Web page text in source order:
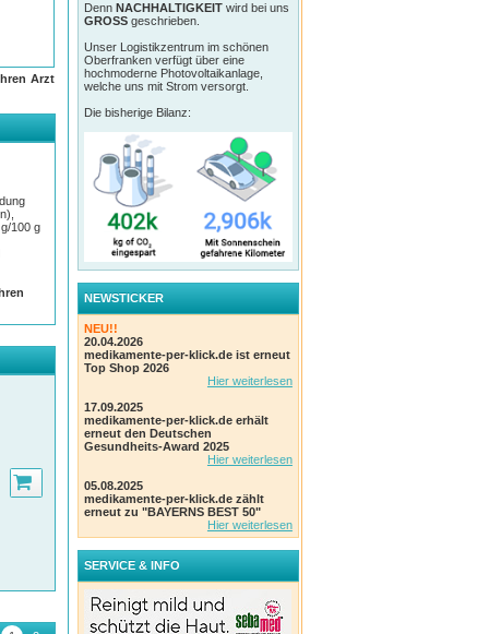
Arzt
100 g
Denn NACHHALTIGKEIT wird bei uns
GROSS geschrieben.
Unser Logistikzentrum im schönen
Oberfranken verfügt über eine
hochmoderne Photovoltaikanlage,
welche uns mit Strom versorgt.
Die bisherige Bilanz:
NEWSTICKER
NEU!!
20.04.2026
medikamente-per-klick.de ist erneut
Top Shop 2026
Hier weiterlesen
17.09.2025
medikamente-per-klick.de erhält
erneut den Deutschen
Gesundheits-Award 2025
Hier weiterlesen
05.08.2025
medikamente-per-klick.de zählt
erneut zu "BAYERNS BEST 50"
Hier weiterlesen
SERVICE & INFO